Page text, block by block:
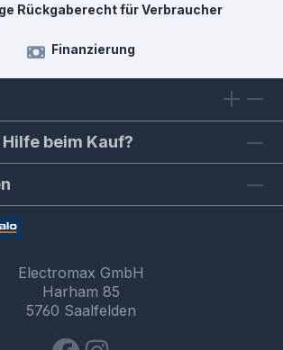
Rückgaberecht für Verbraucher
Finanzierung
beim Kauf?
Electromax GmbH
Harham 85
5760 Saalfelden